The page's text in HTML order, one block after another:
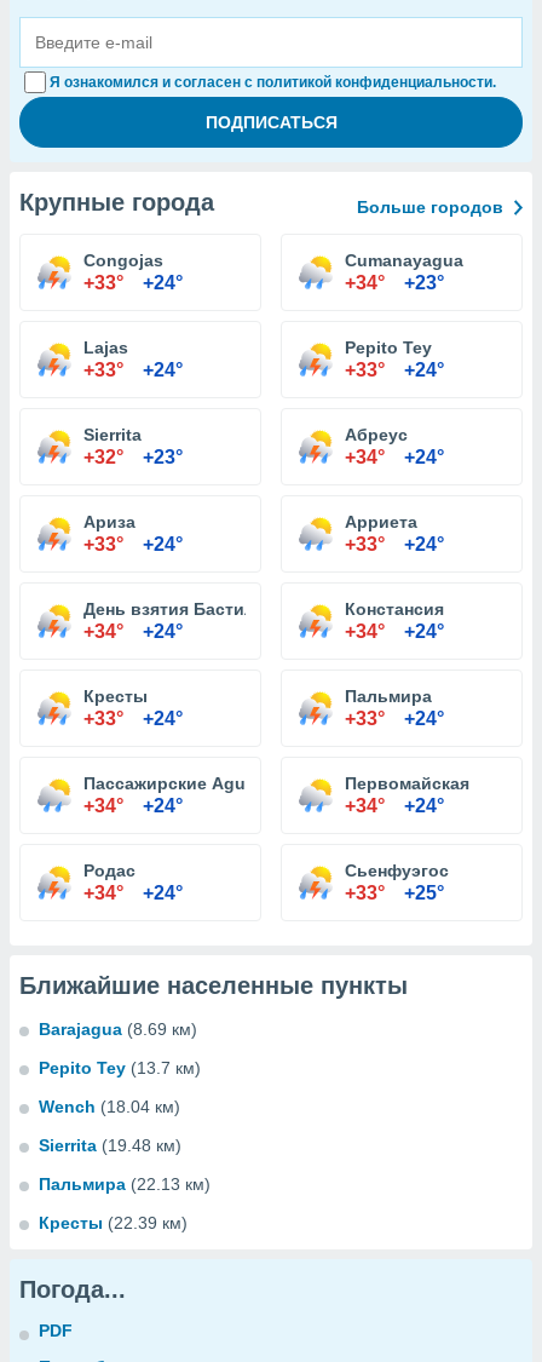
Я ознакомился и согласен с политикой конфиденциальности.
Крупные города Больше городов
Congojas
+33° +24°
Cumanayagua
+34° +23°
Lajas
+33° +24°
Pepito Tey
+33° +24°
Sierrita
+32° +23°
Абреус
+34° +24°
Ариза
+33° +24°
Арриета
+33° +24°
День взятия Бастилии
+34° +24°
Констансия
+34° +24°
Кресты
+33° +24°
Пальмира
+33° +24°
Пассажирские Aguada
+34° +24°
Первомайская
+34° +24°
Родас
+34° +24°
Сьенфуэгос
+33° +25°
Ближайшие населенные пункты
Barajagua (8.69 км)
Pepito Tey (13.7 км)
Wench (18.04 км)
Sierrita (19.48 км)
Пальмира (22.13 км)
Кресты (22.39 км)
Погода...
PDF